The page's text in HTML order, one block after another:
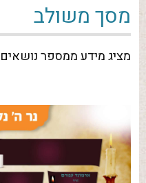
מסך משולב
מציג מידע ממספר נושאים